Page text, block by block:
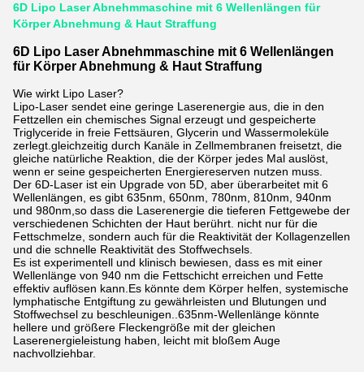
6D Lipo Laser Abnehmmaschine mit 6 Wellenlängen für
Körper Abnehmung & Haut Straffung
6D Lipo Laser Abnehmmaschine mit 6 Wellenlängen
für Körper Abnehmung & Haut Straffung
Wie wirkt Lipo Laser?
Lipo-Laser sendet eine geringe Laserenergie aus, die in den
Fettzellen ein chemisches Signal erzeugt und gespeicherte
Triglyceride in freie Fettsäuren, Glycerin und Wassermoleküle
zerlegt.gleichzeitig durch Kanäle in Zellmembranen freisetzt, die
gleiche natürliche Reaktion, die der Körper jedes Mal auslöst,
wenn er seine gespeicherten Energiereserven nutzen muss.
Der 6D-Laser ist ein Upgrade von 5D, aber überarbeitet mit 6
Wellenlängen, es gibt 635nm, 650nm, 780nm, 810nm, 940nm
und 980nm,so dass die Laserenergie die tieferen Fettgewebe der
verschiedenen Schichten der Haut berührt. nicht nur für die
Fettschmelze, sondern auch für die Reaktivität der Kollagenzellen
und die schnelle Reaktivität des Stoffwechsels.
Es ist experimentell und klinisch bewiesen, dass es mit einer
Wellenlänge von 940 nm die Fettschicht erreichen und Fette
effektiv auflösen kann.Es könnte dem Körper helfen, systemische
lymphatische Entgiftung zu gewährleisten und Blutungen und
Stoffwechsel zu beschleunigen..635nm-Wellenlänge könnte
hellere und größere Fleckengröße mit der gleichen
Laserenergieleistung haben, leicht mit bloßem Auge
nachvollziehbar.